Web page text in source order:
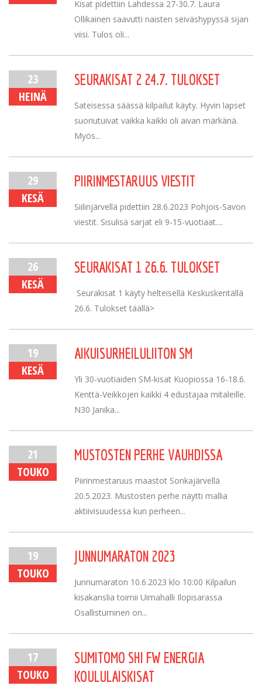
Kisat pidettiin Lahdessa 27-30.7. Laura
Ollikainen saavutti naisten seiväshypyssä sijan
viisi. Tulos oli...
23
HEINÄ
SEURAKISAT 2 24.7. TULOKSET
Sateisessa säässä kilpailut käyty. Hyvin lapset
suoriutuivat vaikka kaikki oli aivan märkänä.
Myös...
29
KESÄ
PIIRINMESTARUUS VIESTIT
Siilinjärvellä pidettiin 28.6.2023 Pohjois-Savon
viestit. Sisulisä sarjat eli 9-15-vuotiaat....
26
KESÄ
SEURAKISAT 1 26.6. TULOKSET
Seurakisat 1 käyty helteisellä Keskuskentällä
26.6. Tulokset täällä>
19
KESÄ
AIKUISURHEILULIITON SM
Yli 30-vuotiaiden SM-kisat Kuopiossa 16-18.6.
Kenttä-Veikkojen kaikki 4 edustajaa mitaleille.
N30 Janika...
21
TOUKO
MUSTOSTEN PERHE VAUHDISSA
Piirinmestaruus maastot Sonkajärvellä
20.5.2023. Mustosten perhe näytti mallia
aktiivisuudessa kun perheen...
19
TOUKO
JUNNUMARATON 2023
Junnumaraton 10.6.2023 klo 10:00 Kilpailun
kisakanslia toimii Uimahalli Ilopisarassa
Osallistuminen on...
17
TOUKO
SUMITOMO SHI FW ENERGIA
KOULULAISKISAT